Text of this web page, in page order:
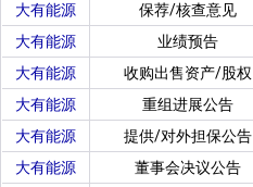
大有能源
保荐/核查意见
大有能源
业绩预告
大有能源
收购出售资产/股权
大有能源
重组进展公告
大有能源
提供/对外担保公告
大有能源
董事会决议公告